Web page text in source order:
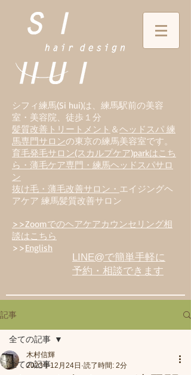
シフィ練馬(Si hui)は、 練馬駅前の美容
室・美容院、徒歩１分
髪質改善トリートメント ＆ヘッドスパ 練
馬専門サロンの東京の練馬美容室です。
育毛発毛サロン(スカルプケア)parkはこち
ら・薄毛ケア専門・練馬ヘッドスパサロ
ン
抜け毛・薄毛改善サロン・ エイジングヘ
アケア 練馬髪質改善サロン
>>Zoomでのヘアケアカウンセリング相
談はこちら
>>English
LINE@で簡単手軽に
予約・相談できます
記事
全ての記事
全ての記事
木村信輝
2023年12月24日 読了時間: 2分